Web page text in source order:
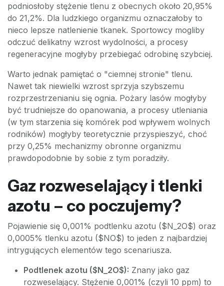
podniosłoby stężenie tlenu z obecnych około 20,95%
do 21,2%. Dla ludzkiego organizmu oznaczałoby to
nieco lepsze natlenienie tkanek. Sportowcy mogliby
odczuć delikatny wzrost wydolności, a procesy
regeneracyjne mogłyby przebiegać odrobinę szybciej.
Warto jednak pamiętać o "ciemnej stronie" tlenu.
Nawet tak niewielki wzrost sprzyja szybszemu
rozprzestrzenianiu się ognia. Pożary lasów mogłyby
być trudniejsze do opanowania, a procesy utleniania
(w tym starzenia się komórek pod wpływem wolnych
rodników) mogłyby teoretycznie przyspieszyć, choć
przy 0,25% mechanizmy obronne organizmu
prawdopodobnie by sobie z tym poradziły.
Gaz rozweselający i tlenki
azotu – co poczujemy?
Pojawienie się 0,001% podtlenku azotu ($N_2O$) oraz
0,0005% tlenku azotu ($NO$) to jeden z najbardziej
intrygujących elementów tego scenariusza.
Podtlenek azotu ($N_2O$): Znany jako gaz
rozweselający. Stężenie 0,001% (czyli 10 ppm) to